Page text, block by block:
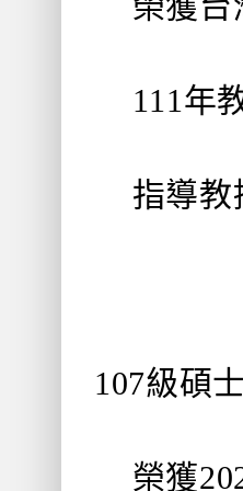
111年
指導教
107級碩
榮獲